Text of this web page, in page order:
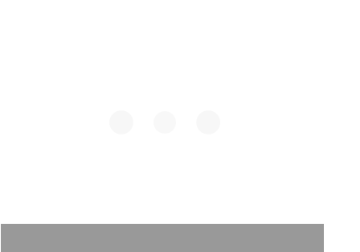
беспокоиться, наш бесстрашный и